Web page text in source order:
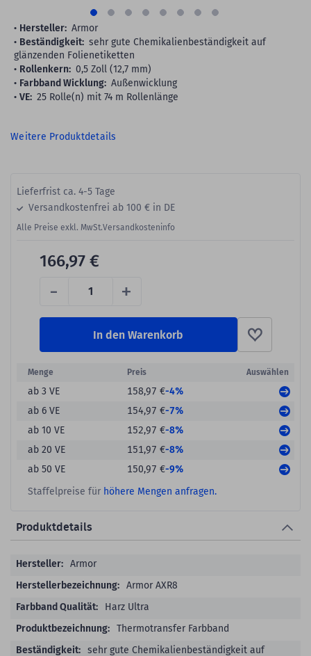
Hersteller: Armor
Beständigkeit: sehr gute Chemikalienbeständigkeit auf
glänzenden Folienetiketten
Rollenkern: 0,5 Zoll (12,7 mm)
Farbband Wicklung: Außenwicklung
VE: 25 Rolle(n) mit 74 m Rollenlänge
Weitere Produktdetails
Lieferfrist ca. 4-5 Tage
Versandkostenfrei ab 100 € in DE
Alle Preise exkl. MwSt.Versandkosteninfo
- +
166,97 €
In den Warenkorb
Menge Preis Auswählen
ab 3 VE 158,97 €-4%
ab 6 VE
154,97 €-7%
ab 10 VE
152,97 €-8%
ab 20 VE
151,97 €-8%
ab 50 VE
150,97 €-9%
Staffelpreise für höhere Mengen anfragen.
Produktdetails
ProduktdetailsArmor
Armor AXR8
Harz Ultra
Thermotransfer Farbband
sehr gute Chemikalienbeständigkeit auf